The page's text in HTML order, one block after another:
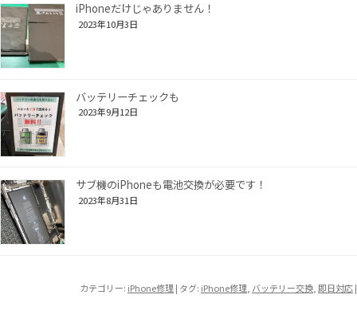
iPhoneだけじゃありません！
2023年10月3日
バッテリーチェックも
2023年9月12日
サブ機のiPhoneも電池交換が必要です！
2023年8月31日
カテゴリー: iPhone修理| タグ: iPhone修理 バッテリー交換 即日対応|